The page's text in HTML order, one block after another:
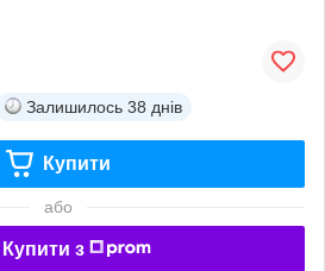
Залишилось 38 днів
Купити
або
Купити з